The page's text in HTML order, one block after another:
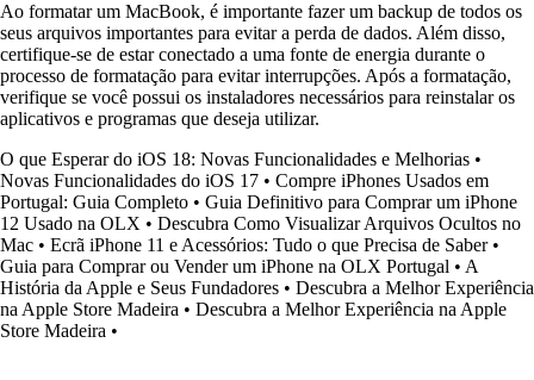
Ao formatar um MacBook, é importante fazer um backup de todos os
seus arquivos importantes para evitar a perda de dados. Além disso,
certifique-se de estar conectado a uma fonte de energia durante o
processo de formatação para evitar interrupções. Após a formatação,
verifique se você possui os instaladores necessários para reinstalar os
aplicativos e programas que deseja utilizar.
O que Esperar do iOS 18: Novas Funcionalidades e Melhorias •
Novas Funcionalidades do iOS 17 • Compre iPhones Usados em
Portugal: Guia Completo • Guia Definitivo para Comprar um iPhone
12 Usado na OLX • Descubra Como Visualizar Arquivos Ocultos no
Mac • Ecrã iPhone 11 e Acessórios: Tudo o que Precisa de Saber•
Guia para Comprar ou Vender um iPhone na OLX Portugal • A
História da Apple e Seus Fundadores • Descubra a Melhor Experiência
na Apple Store Madeira • Descubra a Melhor Experiência na Apple
Store Madeira •